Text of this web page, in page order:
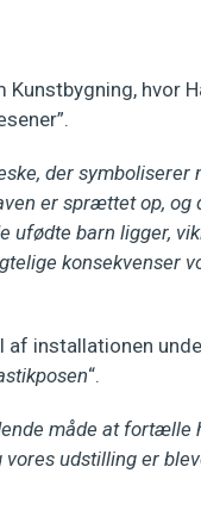
hvor
der symboliserer
er sprættet op, og
ufødte barn ligger,
konsekvenser
installationen
“.
måde at fortælle
udstilling er